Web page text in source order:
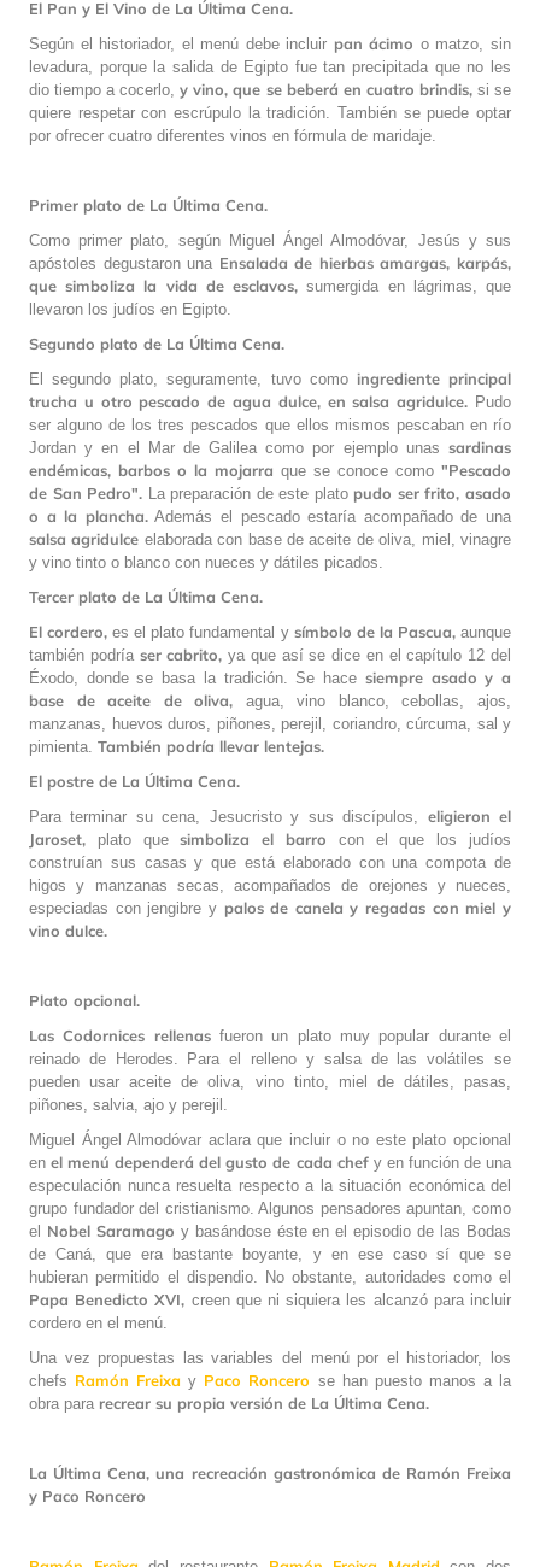
El Pan y El Vino de La Última Cena.
Según el historiador, el menú debe incluir pan ácimo o matzo, sin
levadura, porque la salida de Egipto fue tan precipitada que no les
dio tiempo a cocerlo,y vino, que se beberá en cuatro brindis,si se
quiere respetar con escrúpulo la tradición. También se puede optar
por ofrecer cuatro diferentes vinos en fórmula de maridaje.
Primer plato de La Última Cena.
Como primer plato, según Miguel Ángel Almodóvar, Jesús y sus
apóstoles degustaron una Ensalada de hierbas amargas, karpás,
que simboliza la vida de esclavos, sumergida en lágrimas, que
llevaron los judíos en Egipto.
Segundo plato de La Última Cena.
El segundo plato, seguramente, tuvo comoingrediente principal
trucha u otro pescado de agua dulce, en salsa agridulce. Pudo
ser alguno de los tres pescados que ellos mismos pescaban en río
Jordan y en el Mar de Galilea como por ejemplo unas sardinas
endémicas, barbos o la mojarra que se conoce como "Pescado
de San Pedro". La preparación de este plato pudo ser frito, asado
o a la plancha.Además el pescado estaría acompañado de una
salsa agridulce elaborada con base de aceite de oliva, miel, vinagre
y vino tinto o blanco con nueces y dátiles picados.
Tercer plato de La Última Cena.
El cordero, es el plato fundamental y símbolo de la Pascua,aunque
también podría ser cabrito, ya que así se dice en el capítulo 12 del
Éxodo, donde se basa la tradición. Se hace siempre asado y a
base de aceite de oliva, agua, vino blanco, cebollas, ajos,
manzanas, huevos duros, piñones, perejil, coriandro, cúrcuma, sal y
pimienta. También podría llevar lentejas.
El postre de La Última Cena.
Para terminar su cena, Jesucristo y sus discípulos, eligieron el
Jaroset, plato quesimboliza el barro con el que los judíos
construían sus casas y que está elaborado con una compota de
higos y manzanas secas, acompañados de orejones y nueces,
especiadas con jengibre y palos de canela y regadas con miel y
vino dulce.
Plato opcional.
Las Codornices rellenasfueron un plato muy popular durante el
reinado de Herodes. Para el relleno y salsa de las volátiles se
pueden usar aceite de oliva, vino tinto, miel de dátiles, pasas,
piñones, salvia, ajo y perejil.
Miguel Ángel Almodóvar aclara que incluir o no este plato opcional
enel menú dependerá del gusto de cada chefy en función de una
especulación nunca resuelta respecto a la situación económica del
grupo fundador del cristianismo. Algunos pensadores apuntan, como
el Nobel Saramago y basándose éste en el episodio de las Bodas
de Caná, que era bastante boyante, y en ese caso sí que se
hubieran permitido el dispendio. No obstante, autoridades como el
Papa Benedicto XVI, creen que ni siquiera les alcanzó para incluir
cordero en el menú.
Una vez propuestas las variables del menú por el historiador, los
chefs Ramón Freixa y Paco Roncero se han puesto manos a la
obra para recrear su propia versión de La Última Cena.
La Última Cena, una recreación gastronómica de Ramón Freixa
y Paco Roncero